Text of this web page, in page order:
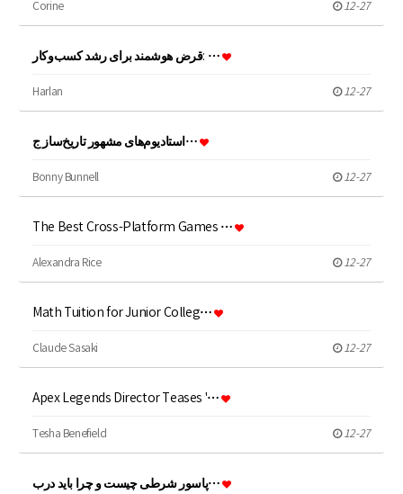
Corine 12-27
قرض هوشمند برای رشد کسب‌وکار: …
Harlan 12-27
استادیوم‌های مشهور تاریخ‌ساز ج…
Bonny Bunnell 12-27
The Best Cross-Platform Games …
Alexandra Rice 12-27
Math Tuition for Junior Colleg…
Claude Sasaki 12-27
Apex Legends Director Teases '…
Tesha Benefield 12-27
پاسور شرطی چیست و چرا باید درب…